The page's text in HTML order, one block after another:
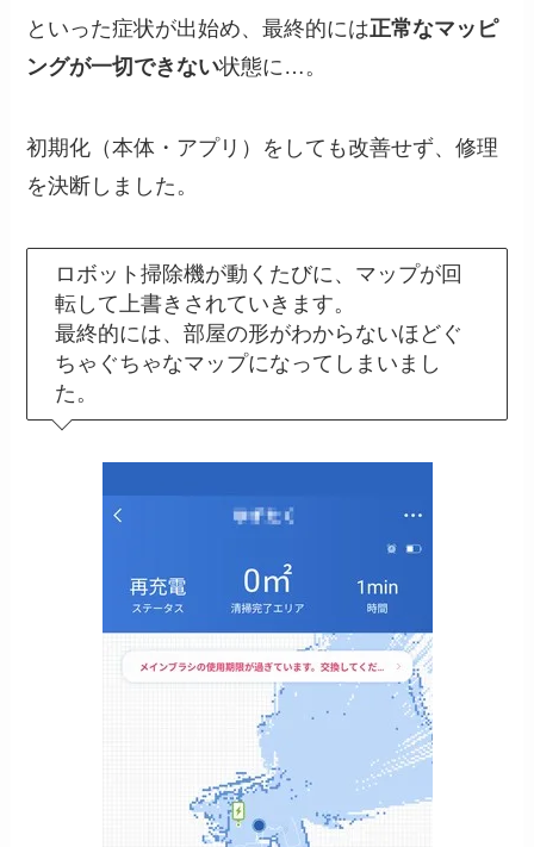
といった症状が出始め、最終的には正常なマッピ
ングが一切できない状態に…。
初期化（本体・アプリ）をしても改善せず、修理
を決断しました。
ロボット掃除機が動くたびに、マップが回
転して上書きされていきます。
最終的には、部屋の形がわからないほどぐ
ちゃぐちゃなマップになってしまいまし
た。